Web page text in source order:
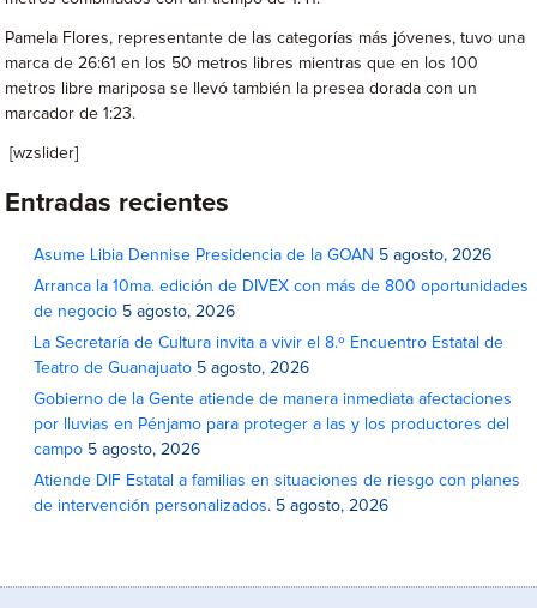
Pamela Flores, representante de las categorías más jóvenes, tuvo una
marca de 26:61 en los 50 metros libres mientras que en los 100
metros libre mariposa se llevó también la presea dorada con un
marcador de 1:23.
[wzslider]
Entradas recientes
Asume Libia Dennise Presidencia de la GOAN 5 agosto, 2026
Arranca la 10ma. edición de DIVEX con más de 800 oportunidades
de negocio 5 agosto, 2026
La Secretaría de Cultura invita a vivir el 8.º Encuentro Estatal de
Teatro de Guanajuato 5 agosto, 2026
Gobierno de la Gente atiende de manera inmediata afectaciones
por lluvias en Pénjamo para proteger a las y los productores del
campo 5 agosto, 2026
Atiende DIF Estatal a familias en situaciones de riesgo con planes
de intervención personalizados. 5 agosto, 2026